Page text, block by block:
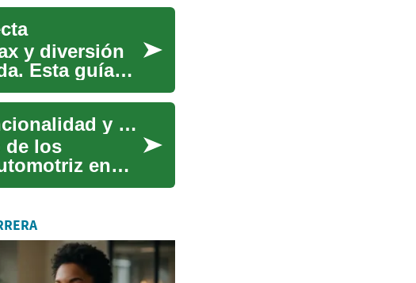
y diversión
Esta guía
Crossovers: La Fusión Perfecta entre Funcionalidad y Estilo
de los
en